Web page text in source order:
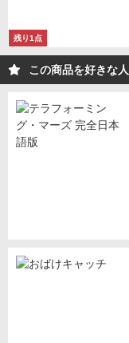
残り1点
この商品を好きな